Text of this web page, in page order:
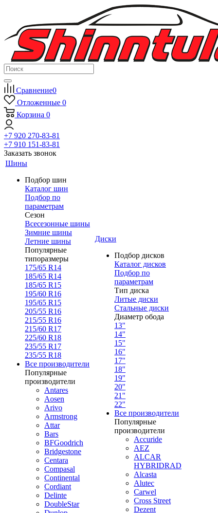
Сравнение0
Отложенные 0
Корзина 0
+7 920 270-83-81
+7 910 151-83-81
Заказать звонок
Шины
Подбор шин
Каталог шин
Подбор по
параметрам
Сезон
Всесезонные шины
Зимние шины
Летние шины
Популярные
типоразмеры
175/65 R14
185/65 R14
185/65 R15
195/60 R16
195/65 R15
205/55 R16
215/55 R16
215/60 R17
225/60 R18
235/55 R17
235/55 R18
Все производители
Популярные
производители
Antares
Aosen
Arivo
Armstrong
Attar
Bars
BFGoodrich
Bridgestone
Centara
Compasal
Continental
Cordiant
Delinte
DoubleStar
Диски
Подбор дисков
Каталог дисков
Подбор по
параметрам
Тип диска
Литые диски
Стальные диски
Диаметр обода
13"
14"
15"
16"
17"
18"
19"
20"
21"
22"
Все производители
Популярные
производители
Accuride
AEZ
ALCAR
HYBRIDRAD
Alcasta
Alutec
Carwel
Cross Street
Dezent